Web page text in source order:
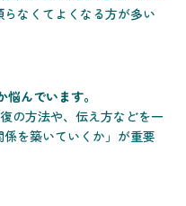
なくてよくなる方が多い
んでいます。
の方法や、伝え方などを一
を築いていくか」が重要